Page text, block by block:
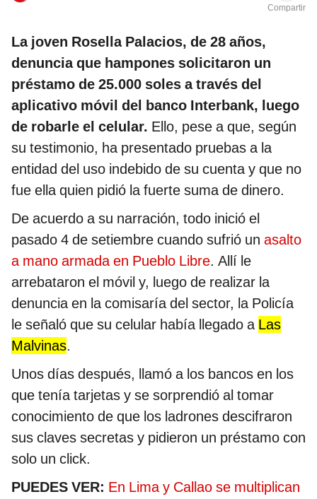
Compartir
La joven Rosella Palacios, de 28 años,
denuncia que hampones solicitaron un
préstamo de 25.000 soles a través del
aplicativo móvil del banco Interbank, luego
de robarle el celular. Ello, pese a que, según
su testimonio, ha presentado pruebas a la
entidad del uso indebido de su cuenta y que no
fue ella quien pidió la fuerte suma de dinero.
De acuerdo a su narración, todo inició el
pasado 4 de setiembre cuando sufrió un asalto
a mano armada en Pueblo Libre. Allí le
arrebataron el móvil y, luego de realizar la
denuncia en la comisaría del sector, la Policía
le señaló que su celular había llegado a Las
Malvinas.
Unos días después, llamó a los bancos en los
que tenía tarjetas y se sorprendió al tomar
conocimiento de que los ladrones descifraron
sus claves secretas y pidieron un préstamo con
solo un click.
PUEDES VER: En Lima y Callao se multiplican